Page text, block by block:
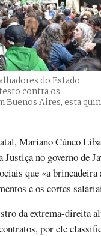
do Estado
contra os
Buenos Aires, esta
Mariano Cúneo
Justiça no governo de
que «a brincadeira
e os cortes
da extrema-direita
por ele